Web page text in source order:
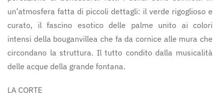
un’atmosfera fatta di piccoli dettagli: il verde rigoglioso e
curato, il fascino esotico delle palme unito ai colori
intensi della bouganvillea che fa da cornice alle mura che
circondano la struttura. Il tutto condito dalla musicalità
delle acque della grande fontana.
LA CORTE